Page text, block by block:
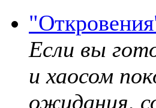
Если вы
и хаосом
ожидания,